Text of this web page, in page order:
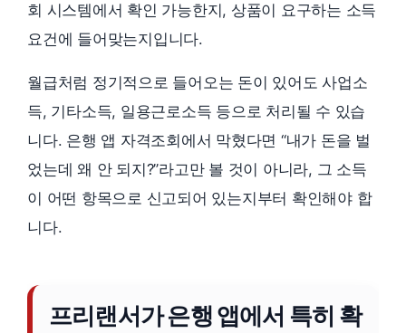
회 시스템에서 확인 가능한지, 상품이 요구하는 소득
요건에 들어맞는지입니다.
월급처럼 정기적으로 들어오는 돈이 있어도 사업소
득, 기타소득, 일용근로소득 등으로 처리될 수 있습
니다. 은행 앱 자격조회에서 막혔다면 “내가 돈을 벌
었는데 왜 안 되지?”라고만 볼 것이 아니라, 그 소득
이 어떤 항목으로 신고되어 있는지부터 확인해야 합
니다.
프리랜서가 은행 앱에서 특히 확